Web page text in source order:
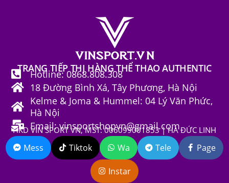
TRANG TIẾP THỊ HÀNG THỂ THAO AUTHENTIC
Hotline: 0868.808.308
18 Đường Bình Xá, Tây Phương, Hà Nội
Kelme & Joma & Hummel: 04 Lý Văn Phức,
Hà Nội
Email: vinsportshopvn@gmail.com
HKD VIN SPORT VN, MST: 006099001853 | HÀ ĐỨC LINH
Mess Tiktok Wa Tele Page
Instar